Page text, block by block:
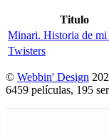
Titulo
Minari. Historia de mi
Twisters
© Webbin' Design
6459 películas, 195